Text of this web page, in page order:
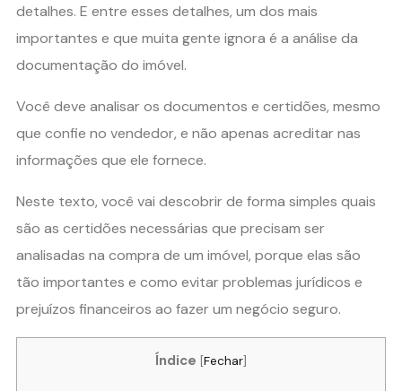
detalhes. E entre esses detalhes, um dos mais
importantes e que muita gente ignora é a análise da
documentação do imóvel.
Você deve analisar os documentos e certidões, mesmo
que confie no vendedor, e não apenas acreditar nas
informações que ele fornece.
Neste texto, você vai descobrir de forma simples quais
são as certidões necessárias que precisam ser
analisadas na compra de um imóvel, porque elas são
tão importantes e como evitar problemas jurídicos e
prejuízos financeiros ao fazer um negócio seguro.
Índice [Fechar]